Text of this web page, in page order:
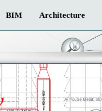
BIM Architecture